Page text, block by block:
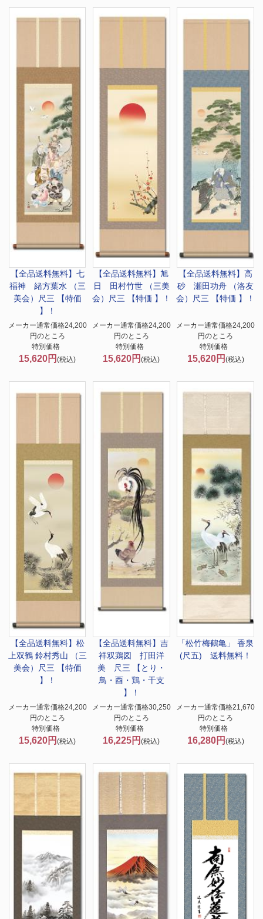
【全品送料無料】 七
福神 緒方葉水 （三
美会）尺三 【特価
】！
メーカー通常価格24,200
円のところ
特別価格
15,620円(税込)
【全品送料無料】 旭
日 田村竹世 （三美
会）尺三 【特価 】！
メーカー通常価格24,200
円のところ
特別価格
15,620円(税込)
【全品送料無料】高
砂 瀬田功舟 （洛友
会）尺三 【特価 】！
メーカー通常価格24,200
円のところ
特別価格
15,620円 (税込)
【全品送料無料】 松
上双鶴 鈴村秀山 （三
美会）尺三 【特価
】！
メーカー通常価格24,200
円のところ
特別価格
15,620円(税込)
【全品送料無料】 吉
祥双鶏図 打田洋
美 尺三 【とり・
鳥・酉・鶏・干支
】！
メーカー通常価格30,250
円のところ
特別価格
16,225円(税込)
「松竹梅鶴亀」 香泉
(尺五) 送料無料！
メーカー通常価格21,670
円のところ
特別価格
16,280円 (税込)